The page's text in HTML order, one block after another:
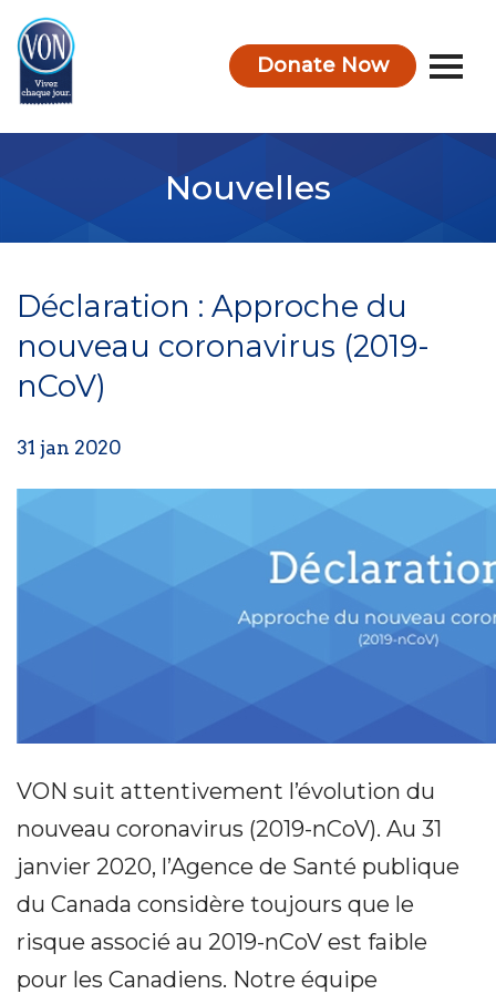
Donate Now
Nouvelles
Déclaration : Approche du
nouveau coronavirus (2019-
nCoV)
31 jan 2020
VON suit attentivement l’évolution du
nouveau coronavirus (2019-nCoV). Au 31
janvier 2020, l’Agence de Santé publique
du Canada considère toujours que le
risque associé au 2019-nCoV est faible
pour les Canadiens. Notre équipe